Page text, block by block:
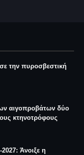
την πυροσβεστική
αιγοπροβάτων δύο
κτηνοτρόφους
Άνοιξε η